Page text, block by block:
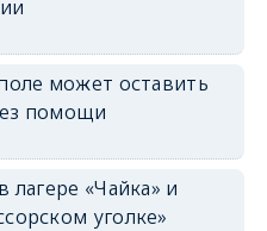
может оставить
помощи
«Чайка» и
уголке»